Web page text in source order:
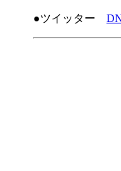
●ツイッター